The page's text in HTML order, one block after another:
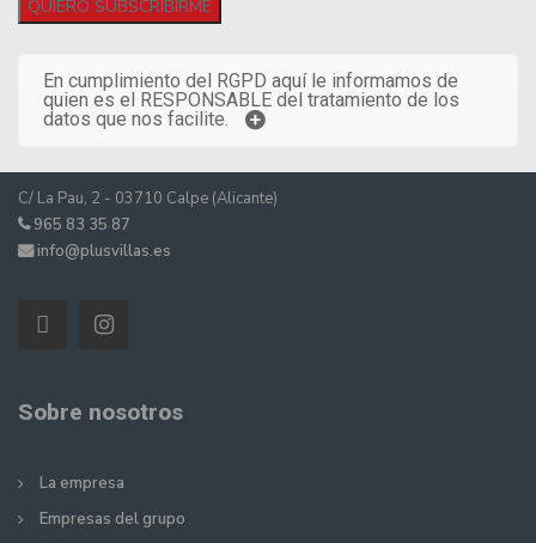
En cumplimiento del RGPD aquí le informamos de
quien es el RESPONSABLE del tratamiento de los
datos que nos facilite.
C/ La Pau, 2 - 03710 Calpe (Alicante)
965 83 35 87
info@plusvillas.es
Sobre nosotros
La empresa
Empresas del grupo